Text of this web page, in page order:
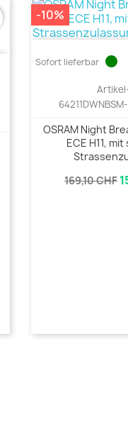
Sofort lieferbar circle
OSRAM Night
ECE H11,
169,10 CHF
-10%